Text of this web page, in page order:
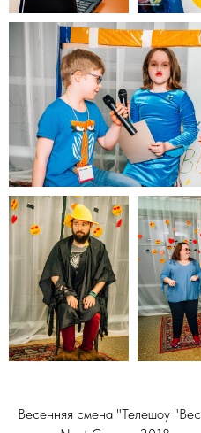
Весенняя смена "Телешоу